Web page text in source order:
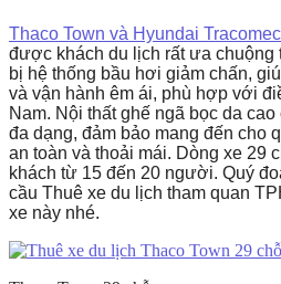
Thaco Town và Hyundai
được khách du lịch rất ưa
bị hệ thống bầu hơi giảm chấn,
và vận hành êm ái, phù hợp với
Nam. Nội thất ghế ngã bọc da
đa dạng, đảm bảo mang đến cho
an toàn và thoải mái. Dòng xe 29
khách từ 15 đến 20 người. Quý
cầu Thuê xe du lịch tham quan
xe này nhé.